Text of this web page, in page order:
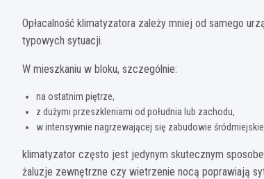
Opłacalność klimatyzatora zależy mniej od samego
typowych sytuacji.
W mieszkaniu w bloku, szczególnie:
na ostatnim piętrze,
z dużymi przeszkleniami od południa lub zachodu,
w intensywnie nagrzewającej się zabudowie
klimatyzator często jest jedynym skutecznym
żaluzje zewnętrzne czy wietrzenie nocą poprawiają